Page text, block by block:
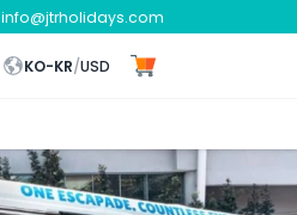
info@jtrholidays.com
KO-KR/USD